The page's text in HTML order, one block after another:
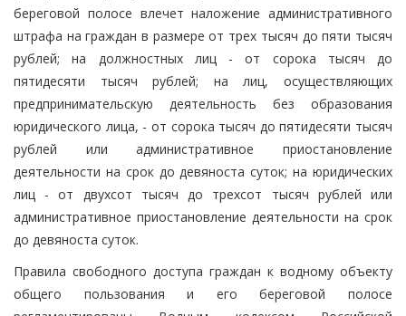
береговой полосе влечет наложение административного
штрафа на граждан в размере от трех тысяч до пяти тысяч
рублей; на должностных лиц - от сорока тысяч до
пятидесяти тысяч рублей; на лиц, осуществляющих
предпринимательскую деятельность без образования
юридического лица, - от сорока тысяч до пятидесяти тысяч
рублей или административное приостановление
деятельности на срок до девяноста суток; на юридических
лиц - от двухсот тысяч до трехсот тысяч рублей или
административное приостановление деятельности на срок
до девяноста суток.
Правила свободного доступа граждан к водному объекту
общего пользования и его береговой полосе